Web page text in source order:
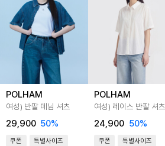
POLHAM
여성) 반팔 데님 셔츠
29,900 50%
쿠폰 특별사이즈
POLHAM
여성) 레이스 반팔 셔츠
24,900 50%
쿠폰 특별사이즈